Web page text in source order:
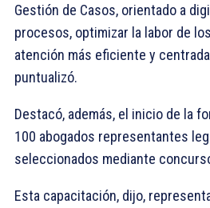
Gestión de Casos, orientado a
procesos, optimizar la labor de
atención más eficiente y
puntualizó.
Destacó, además, el inicio de la
100 abogados representantes
seleccionados mediante
Esta capacitación, dijo,